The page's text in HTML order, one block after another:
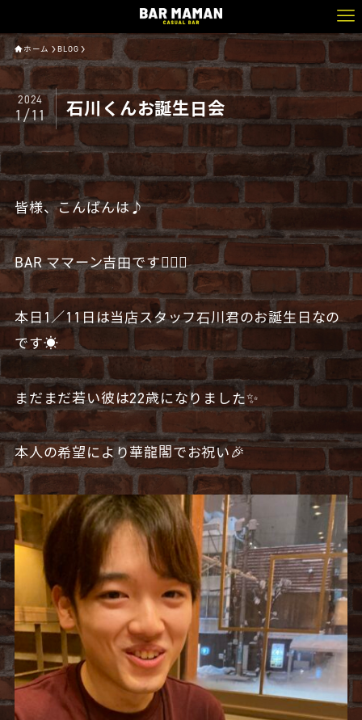
ホーム BLOG
石川くんお誕生日会
2024
1/11
皆様、こんばんは♪
BAR ママーン吉田です🧔🏻‍♂️
本日1／11日は当店スタッフ石川君のお誕生日なの
です☀️
まだまだ若い彼は22歳になりました✨
本人の希望により華龍閣でお祝い🎉